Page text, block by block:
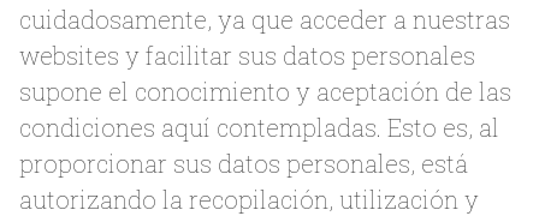
cuidadosamente, ya que acceder a nuestras
websites y facilitar sus datos personales
supone el conocimiento y aceptación de las
condiciones aquí contempladas. Esto es, al
proporcionar sus datos personales, está
autorizando la recopilación, utilización y